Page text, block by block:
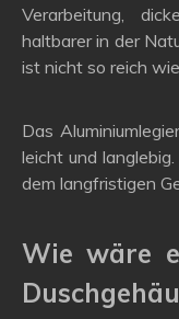
Verarbeitung,
haltbarer in der
ist nicht so reich
Das
leicht und
dem langfristigen
Wie wäre